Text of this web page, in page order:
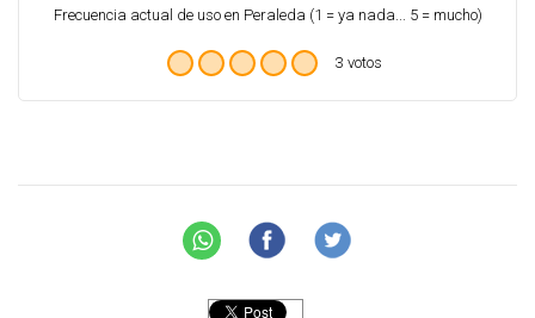
Frecuencia actual de uso en Peraleda (1 = ya nada... 5 = mucho)
3 votos